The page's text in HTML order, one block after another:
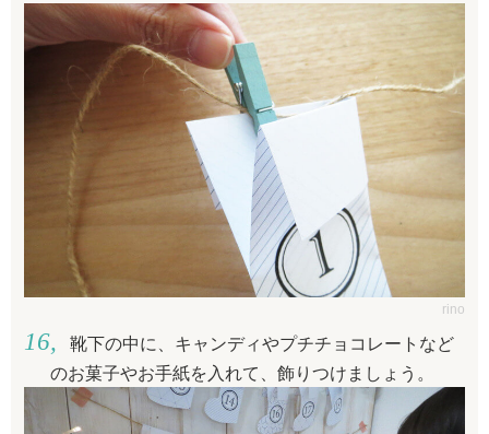
rino
靴下の中に、キャンディやプチチョコレートなど
のお菓子やお手紙を入れて、飾りつけましょう。